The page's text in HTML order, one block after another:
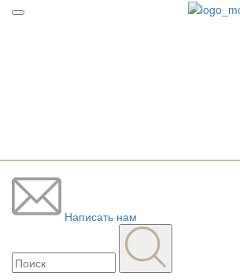
Написать нам